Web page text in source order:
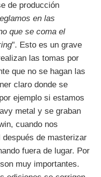
de producción
en las
que se coma el
". Esto es un grave
las tomas por
que no se hagan las
claro donde se
ejemplo si estamos
metal y se graban
cuando nos
de masterizar
fuera de lugar. Por
muy importantes.